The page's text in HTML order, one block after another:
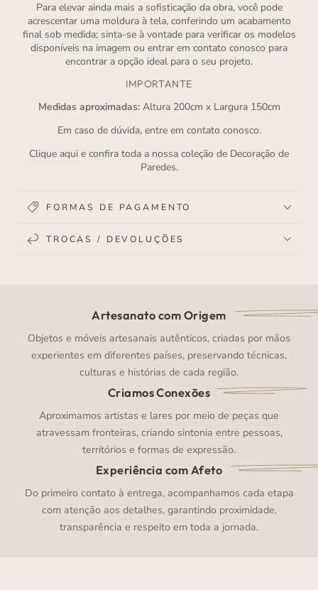
Para elevar ainda mais a sofisticação da obra, você pode
acrescentar uma moldura à tela, conferindo um acabamento
final sob medida; sinta-se à vontade para verificar os modelos
disponíveis na imagem ou entrar em contato conosco para
encontrar a opção ideal para o seu projeto.
IMPORTANTE
Medidas aproximadas:Altura 200cm x Largura 150cm
Em caso de dúvida, entre em contato conosco.
Clique aqui e confira toda a nossa coleção de Decoração de
Paredes.
FORMAS DE PAGAMENTO
TROCAS / DEVOLUÇÕES
Artesanato com Origem
Objetos e móveis artesanais autênticos, criadas por mãos
experientes em diferentes países, preservando técnicas,
culturas e histórias de cada região.
Criamos Conexões
Aproximamos artistas e lares por meio de peças que
atravessam fronteiras, criando sintonia entre pessoas,
territórios e formas de expressão.
Experiência com Afeto
Do primeiro contato à entrega, acompanhamos cada etapa
com atenção aos detalhes, garantindo proximidade,
transparência e respeito em toda a jornada.